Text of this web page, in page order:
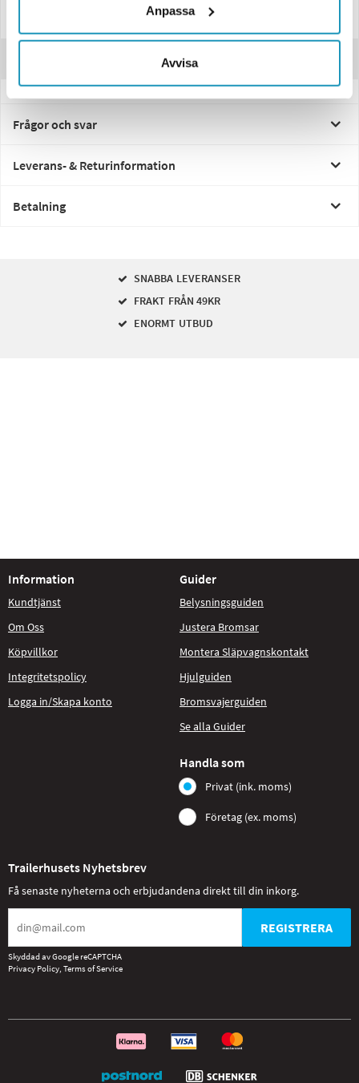
Anpassa
Avvisa
Frågor och svar
Leverans- & Returinformation
Betalning
SNABBA LEVERANSER
FRAKT FRÅN 49KR
ENORMT UTBUD
Information
Kundtjänst
Om Oss
Köpvillkor
Integritetspolicy
Logga in/Skapa konto
Guider
Belysningsguiden
Justera Bromsar
Montera Släpvagnskontakt
Hjulguiden
Bromsvajerguiden
Se alla Guider
Handla som
Privat (ink. moms)
Företag (ex. moms)
Trailerhusets Nyhetsbrev
Få senaste nyheterna och erbjudandena direkt till din inkorg.
REGISTRERA
Skyddad av Google reCAPTCHA
Privacy Policy, Terms of Service